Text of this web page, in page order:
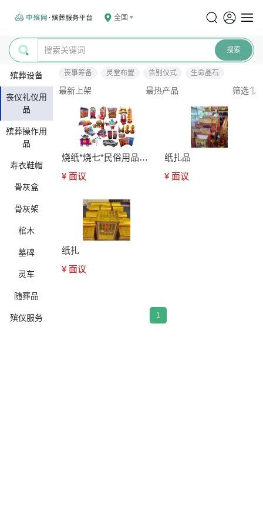
全国
殡葬设备
丧仪礼仪用
品
殡葬操作用
品
寿衣鞋帽
骨灰盒
骨灰架
棺木
墓碑
灵车
随葬品
殡仪服务
丧事筹备 灵堂布置 告别仪式 生命晶石
最新上架 最热产品 筛选
烧纸*烧七*民俗用品咨询
¥ 面议
纸扎品
¥ 面议
纸扎
¥ 面议
1